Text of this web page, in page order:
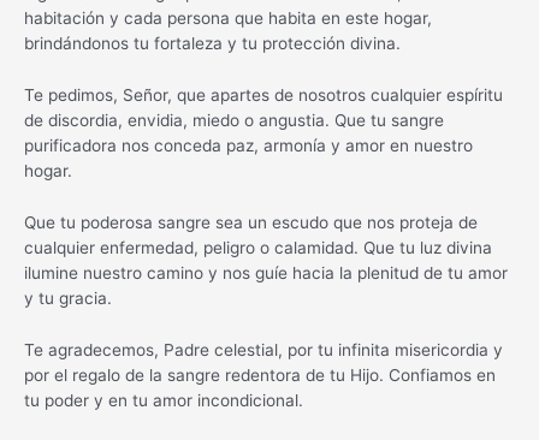
habitación y cada persona que habita en este hogar,
brindándonos tu fortaleza y tu protección divina.
Te pedimos, Señor, que apartes de nosotros cualquier espíritu
de discordia, envidia, miedo o angustia. Que tu sangre
purificadora nos conceda paz, armonía y amor en nuestro
hogar.
Que tu poderosa sangre sea un escudo que nos proteja de
cualquier enfermedad, peligro o calamidad. Que tu luz divina
ilumine nuestro camino y nos guíe hacia la plenitud de tu amor
y tu gracia.
Te agradecemos, Padre celestial, por tu infinita misericordia y
por el regalo de la sangre redentora de tu Hijo. Confiamos en
tu poder y en tu amor incondicional.